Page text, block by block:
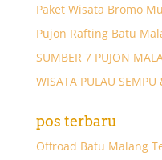
Paket Wisata Bromo
Pujon Rafting Batu
SUMBER 7 PUJON
WISATA PULAU
pos terbaru
Offroad Batu Malang